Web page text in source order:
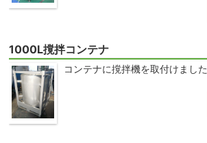
1000L撹拌コンテナ
コンテナに撹拌機を取付けました